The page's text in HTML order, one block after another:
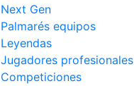
Next Gen
Palmarés equipos
Leyendas
Jugadores profesionales
Competiciones